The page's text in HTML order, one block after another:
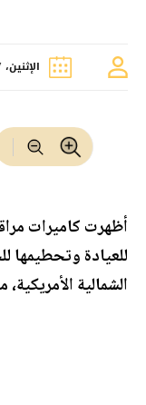
الإثنين، 27-03-2017
أظهرت كاميرات
للعيادة وتحطيمها
الشمالية